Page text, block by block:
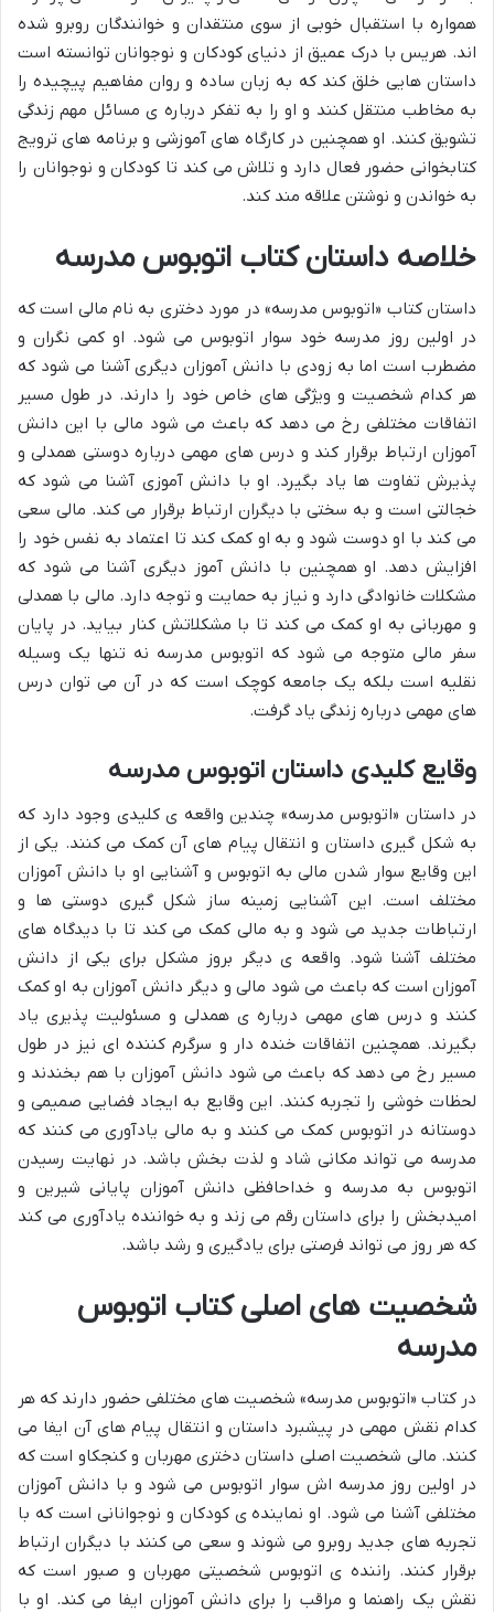
همواره با استقبال خوبی از سوی منتقدان و خوانندگان روبرو شده
اند. هریس با درک عمیق از دنیای کودکان و نوجوانان توانسته است
داستان هایی خلق کند که به زبان ساده و روان مفاهیم پیچیده را
به مخاطب منتقل کنند و او را به تفکر درباره ی مسائل مهم زندگی
تشویق کنند. او همچنین در کارگاه های آموزشی و برنامه های ترویج
کتابخوانی حضور فعال دارد و تلاش می کند تا کودکان و نوجوانان را
به خواندن و نوشتن علاقه مند کند.
خلاصه داستان کتاب اتوبوس مدرسه
داستان کتاب «اتوبوس مدرسه» در مورد دختری به نام مالی است که
در اولین روز مدرسه خود سوار اتوبوس می شود. او کمی نگران و
مضطرب است اما به زودی با دانش آموزان دیگری آشنا می شود که
هر کدام شخصیت و ویژگی های خاص خود را دارند. در طول مسیر
اتفاقات مختلفی رخ می دهد که باعث می شود مالی با این دانش
آموزان ارتباط برقرار کند و درس های مهمی درباره دوستی همدلی و
پذیرش تفاوت ها یاد بگیرد. او با دانش آموزی آشنا می شود که
خجالتی است و به سختی با دیگران ارتباط برقرار می کند. مالی سعی
می کند با او دوست شود و به او کمک کند تا اعتماد به نفس خود را
افزایش دهد. او همچنین با دانش آموز دیگری آشنا می شود که
مشکلات خانوادگی دارد و نیاز به حمایت و توجه دارد. مالی با همدلی
و مهربانی به او کمک می کند تا با مشکلاتش کنار بیاید. در پایان
سفر مالی متوجه می شود که اتوبوس مدرسه نه تنها یک وسیله
نقلیه است بلکه یک جامعه کوچک است که در آن می توان درس
های مهمی درباره زندگی یاد گرفت.
وقایع کلیدی داستان اتوبوس مدرسه
در داستان «اتوبوس مدرسه» چندین واقعه ی کلیدی وجود دارد که
به شکل گیری داستان و انتقال پیام های آن کمک می کنند. یکی از
این وقایع سوار شدن مالی به اتوبوس و آشنایی او با دانش آموزان
مختلف است. این آشنایی زمینه ساز شکل گیری دوستی ها و
ارتباطات جدید می شود و به مالی کمک می کند تا با دیدگاه های
مختلف آشنا شود. واقعه ی دیگر بروز مشکل برای یکی از دانش
آموزان است که باعث می شود مالی و دیگر دانش آموزان به او کمک
کنند و درس های مهمی درباره ی همدلی و مسئولیت پذیری یاد
بگیرند. همچنین اتفاقات خنده دار و سرگرم کننده ای نیز در طول
مسیر رخ می دهد که باعث می شود دانش آموزان با هم بخندند و
لحظات خوشی را تجربه کنند. این وقایع به ایجاد فضایی صمیمی و
دوستانه در اتوبوس کمک می کنند و به مالی یادآوری می کنند که
مدرسه می تواند مکانی شاد و لذت بخش باشد. در نهایت رسیدن
اتوبوس به مدرسه و خداحافظی دانش آموزان پایانی شیرین و
امیدبخش را برای داستان رقم می زند و به خواننده یادآوری می کند
که هر روز می تواند فرصتی برای یادگیری و رشد باشد.
شخصیت های اصلی کتاب اتوبوس
مدرسه
در کتاب «اتوبوس مدرسه» شخصیت های مختلفی حضور دارند که هر
کدام نقش مهمی در پیشبرد داستان و انتقال پیام های آن ایفا می
کنند. مالی شخصیت اصلی داستان دختری مهربان و کنجکاو است که
در اولین روز مدرسه اش سوار اتوبوس می شود و با دانش آموزان
مختلفی آشنا می شود. او نماینده ی کودکان و نوجوانانی است که با
تجربه های جدید روبرو می شوند و سعی می کنند با دیگران ارتباط
برقرار کنند. راننده ی اتوبوس شخصیتی مهربان و صبور است که
نقش یک راهنما و مراقب را برای دانش آموزان ایفا می کند. او با